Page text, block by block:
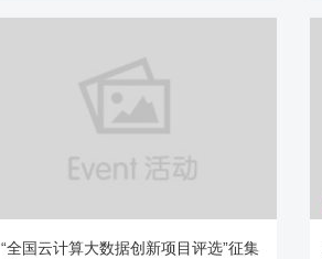
“全国云计算大数据创新项目评选”征集